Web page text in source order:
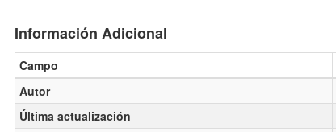
Información Adicional
Campo
Autor
Última actualización